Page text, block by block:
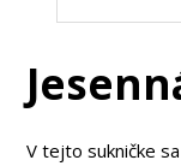
V tejto sukničke